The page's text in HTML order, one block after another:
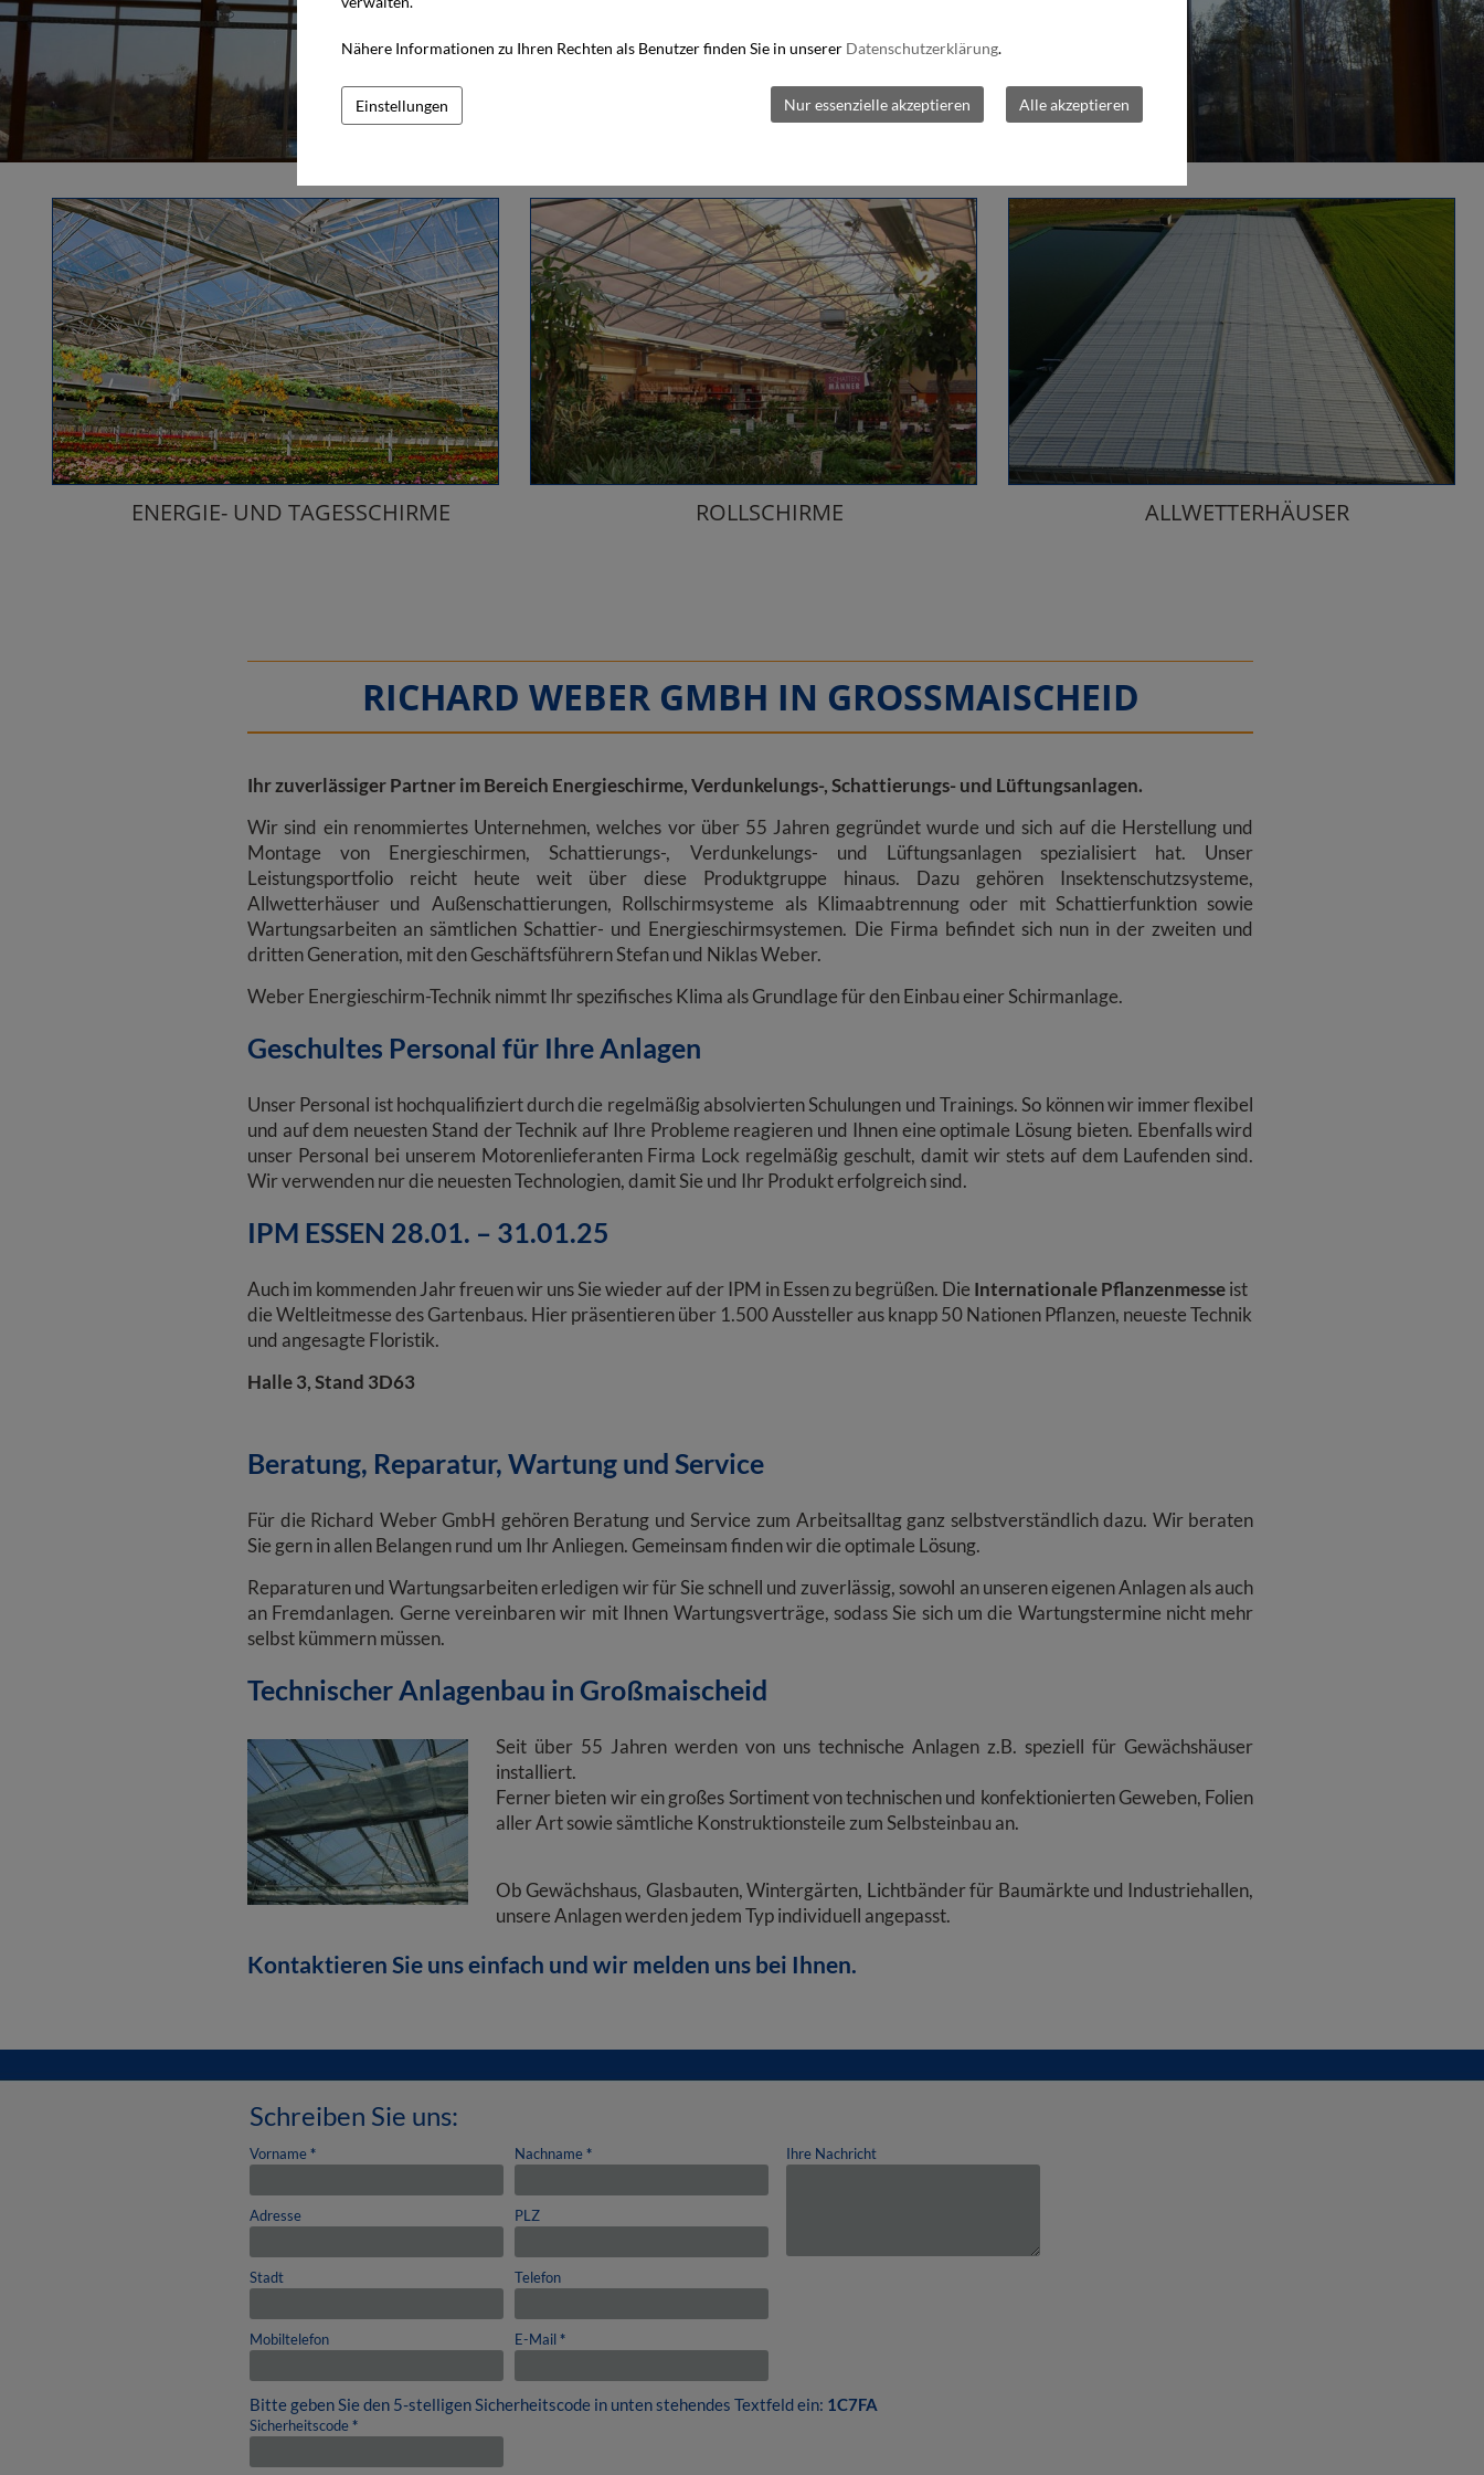
ENERGIE- UND TAGESSCHIRME ROLLSCHIRME ALLWETTERHÄUSER
RICHARD WEBER GMBH IN GROSSMAISCHEID
Ihr zuverlässiger Partner im Bereich Energieschirme, Verdunkelungs-, Schattierungs- und Lüftungsanlagen.
Wir sind ein renommiertes Unternehmen, welches vor über 55 Jahren gegründet wurde und sich auf die Herstellung und
Montage von Energieschirmen, Schattierungs-, Verdunkelungs- und Lüftungsanlagen spezialisiert hat. Unser
Leistungsportfolio reicht heute weit über diese Produktgruppe hinaus. Dazu gehören Insektenschutzsysteme,
Allwetterhäuser und Außenschattierungen, Rollschirmsysteme als Klimaabtrennung oder mit Schattierfunktion sowie
Wartungsarbeiten an sämtlichen Schattier- und Energieschirmsystemen. Die Firma befindet sich nun in der zweiten und
dritten Generation, mit den Geschäftsführern Stefan und Niklas Weber.
Weber Energieschirm-Technik nimmt Ihr spezifisches Klima als Grundlage für den Einbau einer Schirmanlage.
Geschultes Personal für Ihre Anlagen
Unser Personal ist hochqualifiziert durch die regelmäßig absolvierten Schulungen und Trainings. So können wir immer flexibel
und auf dem neuesten Stand der Technik auf Ihre Probleme reagieren und Ihnen eine optimale Lösung bieten. Ebenfalls wird
unser Personal bei unserem Motorenlieferanten Firma Lock regelmäßig geschult, damit wir stets auf dem Laufenden sind.
Wir verwenden nur die neuesten Technologien, damit Sie und Ihr Produkt erfolgreich sind.
IPM ESSEN 28.01. – 31.01.25
Auch im kommenden Jahr freuen wir uns Sie wieder auf der IPM in Essen zu begrüßen. Die Internationale Pflanzenmesseist
die Weltleitmesse des Gartenbaus. Hier präsentieren über 1.500 Aussteller aus knapp 50 Nationen Pflanzen, neueste Technik
und angesagte Floristik.
Halle 3, Stand 3D63
Beratung, Reparatur, Wartung und Service
Für die Richard Weber GmbH gehören Beratung und Service zum Arbeitsalltag ganz selbstverständlich dazu. Wir beraten
Sie gern in allen Belangen rund um Ihr Anliegen. Gemeinsam finden wir die optimale Lösung.
Reparaturen und Wartungsarbeiten erledigen wir für Sie schnell und zuverlässig, sowohl an unseren eigenen Anlagen als auch
an Fremdanlagen. Gerne vereinbaren wir mit Ihnen Wartungsverträge, sodass Sie sich um die Wartungstermine nicht mehr
selbst kümmern müssen.
Technischer Anlagenbau in Großmaischeid
Seit über 55 Jahren werden von uns technische Anlagen z.B. speziell für Gewächshäuser
installiert.
Ferner bieten wir ein großes Sortiment von technischen und konfektionierten Geweben, Folien
aller Art sowie sämtliche Konstruktionsteile zum Selbsteinbau an.
Ob Gewächshaus, Glasbauten, Wintergärten, Lichtbänder für Baumärkte und Industriehallen,
unsere Anlagen werden jedem Typ individuell angepasst.
Kontaktieren Sie uns einfach und wir melden uns bei Ihnen.
Schreiben Sie uns:
Vorname* Nachname*
Adresse PLZ
Stadt Telefon
Mobiltelefon E-Mail*
Ihre Nachricht
Bitte geben Sie den 5-stelligen Sicherheitscode in unten stehendes Textfeld ein: 1C7FA
Sicherheitscode*
Nähere Informationen zu Ihren Rechten als Benutzer finden Sie in unserer Datenschutzerklärung.
Alle akzeptieren
Nur essenzielle akzeptieren
Einstellungen